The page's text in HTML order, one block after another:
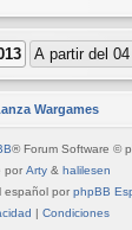
Wargames
® Forum Software ©
por Arty & halilesen
español por phpBB
| Condiciones